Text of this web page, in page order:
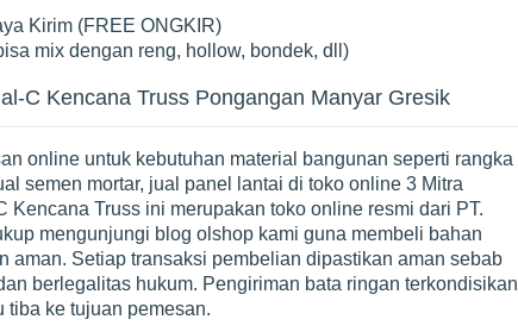
Kirim (FREE ONGKIR)
mix dengan reng, hollow, bondek, dll)
C Kencana Truss Pongangan Manyar Gresik
online untuk kebutuhan material bangunan seperti rangka
semen mortar, jual panel lantai di toko online 3 Mitra
Kencana Truss ini merupakan toko online resmi dari PT.
mengunjungi blog olshop kami guna membeli bahan
aman. Setiap transaksi pembelian dipastikan aman sebab
berlegalitas hukum. Pengiriman bata ringan terkondisikan
tiba ke tujuan pemesan.